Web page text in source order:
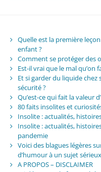
Quelle est la première
enfant ?
Comment se protéger des
Est-il vrai que le mal
Et si garder du liquide
sécurité ?
Qu’est-ce qui fait la valeur
80 faits insolites et
Insolite : actualités,
Insolite : actualités,
pandemie
Voici des blagues légères
d’humour à un sujet
A PROPOS – DISCLAIMER